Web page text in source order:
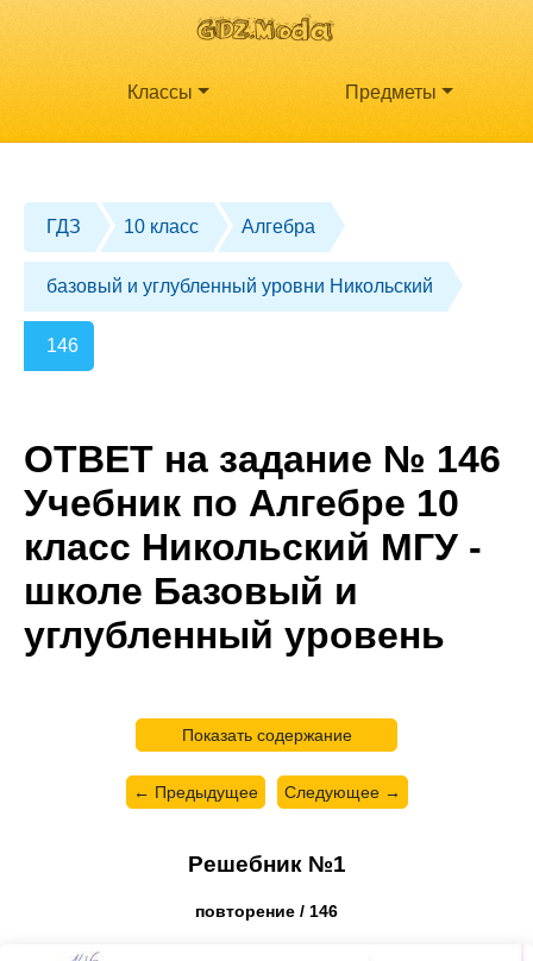
Классы Предметы
ГДЗ 10 класс Алгебра
базовый и углубленный уровни Никольский
146
ОТВЕТ на задание № 146
Учебник по Алгебре 10
класс Никольский МГУ -
школе Базовый и
углубленный уровень
Показать содержание
← Предыдущее Следующее →
Решебник №1
повторение / 146